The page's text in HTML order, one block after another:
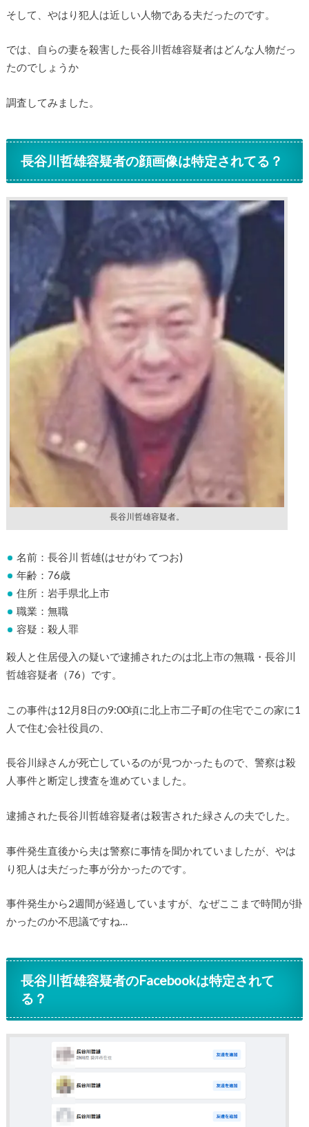
そして、やはり犯人は近しい人物である夫だったのです。
では、自らの妻を殺害した長谷川哲雄容疑者はどんな人物だっ
たのでしょうか
調査してみました。
長谷川哲雄容疑者の顔画像は特定されてる？
長谷川哲雄容疑者。
名前：長谷川 哲雄(はせがわ てつお)
年齢：76歳
住所：岩手県北上市
職業：無職
容疑：殺人罪
殺人と住居侵入の疑いで逮捕されたのは北上市の無職・長谷川
哲雄容疑者（76）です。
この事件は12月8日の9:00頃に北上市二子町の住宅でこの家に1
人で住む会社役員の、
長谷川緑さんが死亡しているのが見つかったもので、警察は殺
人事件と断定し捜査を進めていました。
逮捕された長谷川哲雄容疑者は殺害された緑さんの夫でした。
事件発生直後から夫は警察に事情を聞かれていましたが、やは
り犯人は夫だった事が分かったのです。
事件発生から2週間が経過していますが、なぜここまで時間が掛
かったのか不思議ですね…
長谷川哲雄容疑者のFacebookは特定されて
る？